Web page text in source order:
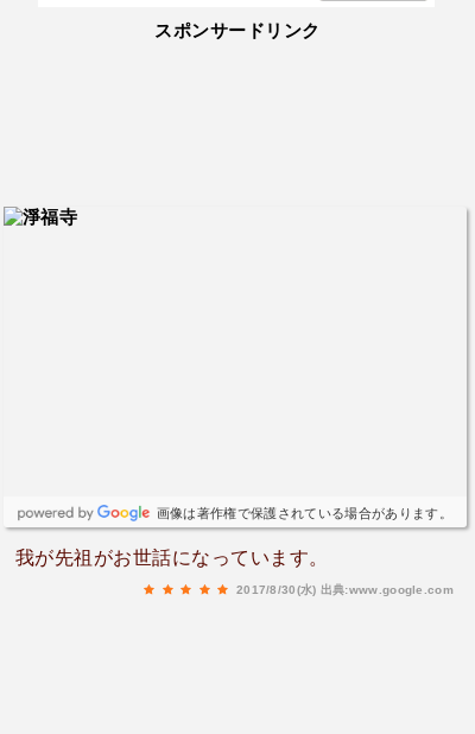
スポンサードリンク
画像は著作権で保護されている場合があります。
我が先祖がお世話になっています。
2017/8/30(水) 出典:www.google.com